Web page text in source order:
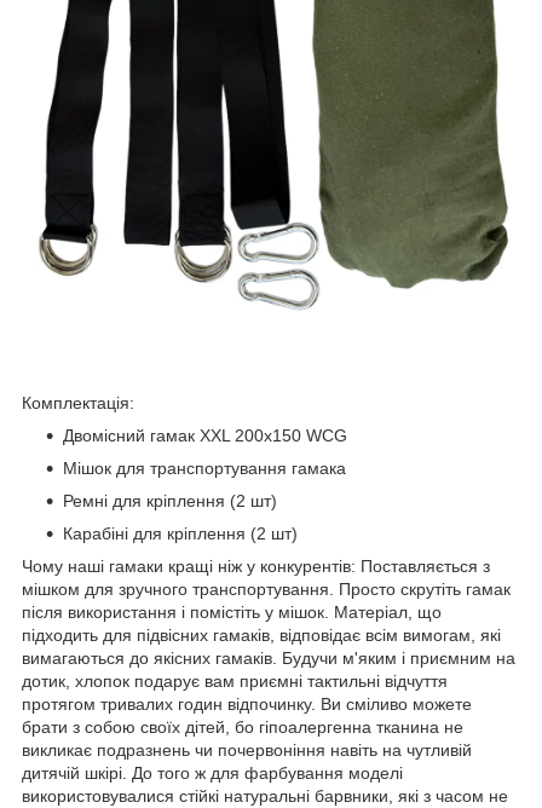
Комплектація:
Двомісний гамак XXL 200х150 WCG
Мішок для транспортування гамака
Ремні для кріплення (2 шт)
Карабіні для кріплення (2 шт)
Чому наші гамаки кращі ніж у конкурентів: Поставляється з
мішком для зручного транспортування. Просто скрутіть гамак
після використання і помістіть у мішок. Матеріал, що
підходить для підвісних гамаків, відповідає всім вимогам, які
вимагаються до якісних гамаків. Будучи м'яким і приємним на
дотик, хлопок подарує вам приємні тактильні відчуття
протягом тривалих годин відпочинку. Ви сміливо можете
брати з собою своїх дітей, бо гіпоалергенна тканина не
викликає подразнень чи почервоніння навіть на чутливій
дитячій шкірі. До того ж для фарбування моделі
використовувалися стійкі натуральні барвники, які з часом не